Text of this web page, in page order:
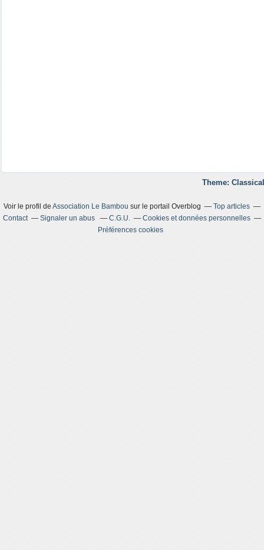
Theme:
Voir le profil de Association Le Bambou sur le portail Overblog
Top articles
Contact
Signaler un abus C.G.U.
Cookies et données personnelles
Préférences cookies